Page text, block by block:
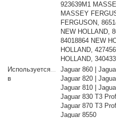
923639M1
MASSEY
FERGUSON,
NEW HOLLAND,
84018864 NEW
HOLLAND,
HOLLAND,
Используется
в
Jaguar 860 |
Jaguar 820 |
Jaguar 810 |
Jaguar 830 T3
Jaguar 870 T3
Jaguar 8550